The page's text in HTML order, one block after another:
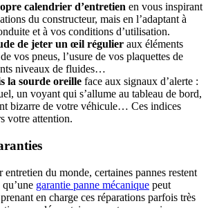
calendrier d’entretien en vous inspirant
du constructeur, mais en l’adaptant à
et à vos conditions d’utilisation.
de jeter un œil régulier aux éléments
vos pneus, l’usure de vos plaquettes de
niveaux de fluides…
la sourde oreille face aux signaux d’alerte :
un voyant qui s’allume au tableau de bord,
bizarre de votre véhicule… Ces indices
votre attention.
du monde, certaines pannes restent
garantie panne mécanique peut
en charge ces réparations parfois très